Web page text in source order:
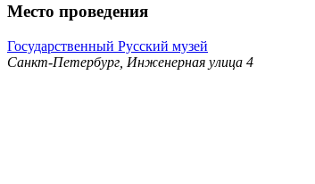
Место проведения
Государственный Русский музей
Санкт-Петербург, Инженерная улица 4